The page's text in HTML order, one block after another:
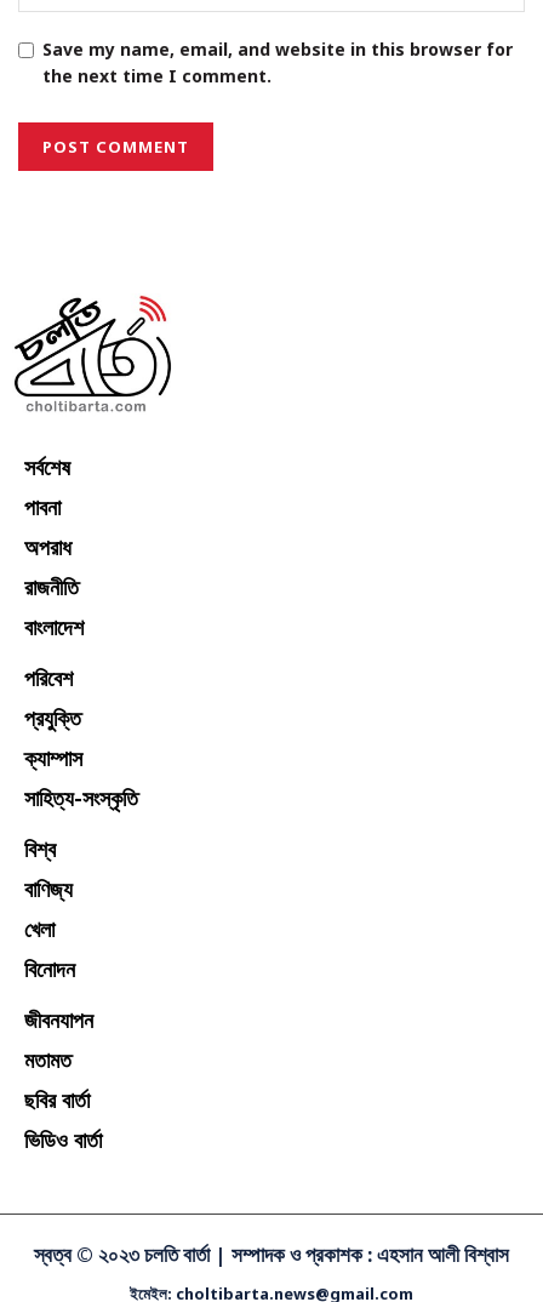
Save my name, email, and website in this browser for
the next time I comment.
সর্বশেষ
পাবনা
অপরাধ
রাজনীতি
বাংলাদেশ
পরিবেশ
প্রযুক্তি
ক্যাম্পাস
সাহিত্য-সংস্কৃতি
বিশ্ব
বাণিজ্য
খেলা
বিনোদন
জীবনযাপন
মতামত
ছবির বার্তা
ভিডিও বার্তা
স্বত্ব © ২০২৩ চলতি বার্তা | সম্পাদক ও প্রকাশক : এহসান আলী বিশ্বাস
ইমেইল: choltibarta.news@gmail.com